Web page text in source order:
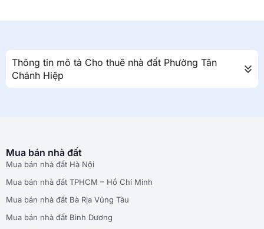
Thông tin mô tả Cho thuê nhà đất Phường Tân
Chánh Hiệp
Mua bán nhà đất
Mua bán nhà đất Hà Nội
Mua bán nhà đất TPHCM – Hồ Chí Minh
Mua bán nhà đất Bà Rịa Vũng Tàu
Mua bán nhà đất Bình Dương